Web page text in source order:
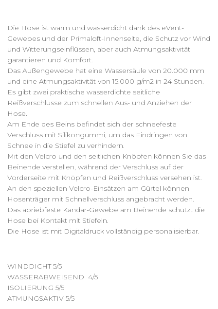
Die Hose ist warm und wasserdicht dank des eVent-
Gewebes und der Primaloft-Innenseite, die Schutz vor Wind
und Witterungseinflüssen, aber auch Atmungsaktivität
garantieren und Komfort.
Das Außengewebe hat eine Wassersäule von 20.000 mm
und eine Atmungsaktivität von 15.000 g/m2 in 24 Stunden.
Es gibt zwei praktische wasserdichte seitliche
Reißverschlüsse zum schnellen Aus- und Anziehen der
Hose.
Am Ende des Beins befindet sich der schneefeste
Verschluss mit Silikongummi, um das Eindringen von
Schnee in die Stiefel zu verhindern.
Mit den Velcro und den seitlichen Knöpfen können Sie das
Beinende verstellen, während der Verschluss auf der
Vorderseite mit Knöpfen und Reißverschluss versehen ist.
An den speziellen Velcro-Einsätzen am Gürtel können
Hosenträger mit Schnellverschluss angebracht werden.
Das abriebfeste Kandar-Gewebe am Beinende schützt die
Hose bei Kontakt mit Stiefeln.
Die Hose ist mit Digitaldruck vollständig personalisierbar.
WINDDICHT 5/5
WASSERABWEISEND 4/5
ISOLIERUNG 5/5
ATMUNGSAKTIV 5/5